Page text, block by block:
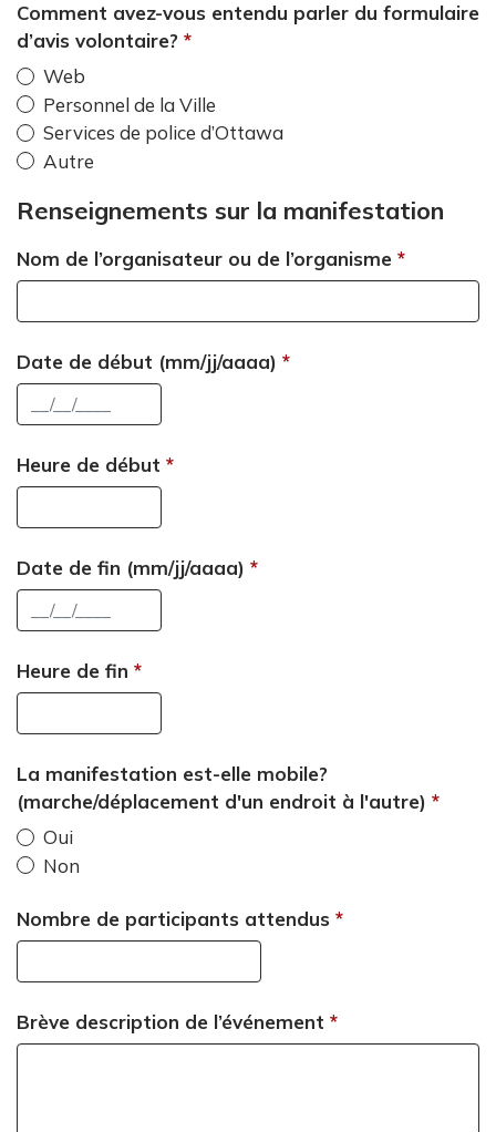
Comment avez-vous entendu parler du formulaire
d’avis volontaire?
Web
Personnel de la Ville
Services de police d’Ottawa
Autre
Renseignements sur la manifestation
Nom de l’organisateur ou de l’organisme
Date de début (mm/jj/aaaa)
Heure de début
Date de fin (mm/jj/aaaa)
Heure de fin
La manifestation est-elle mobile?
(marche/déplacement d'un endroit à l'autre)
Oui
Non
Nombre de participants attendus
Brève description de l’événement